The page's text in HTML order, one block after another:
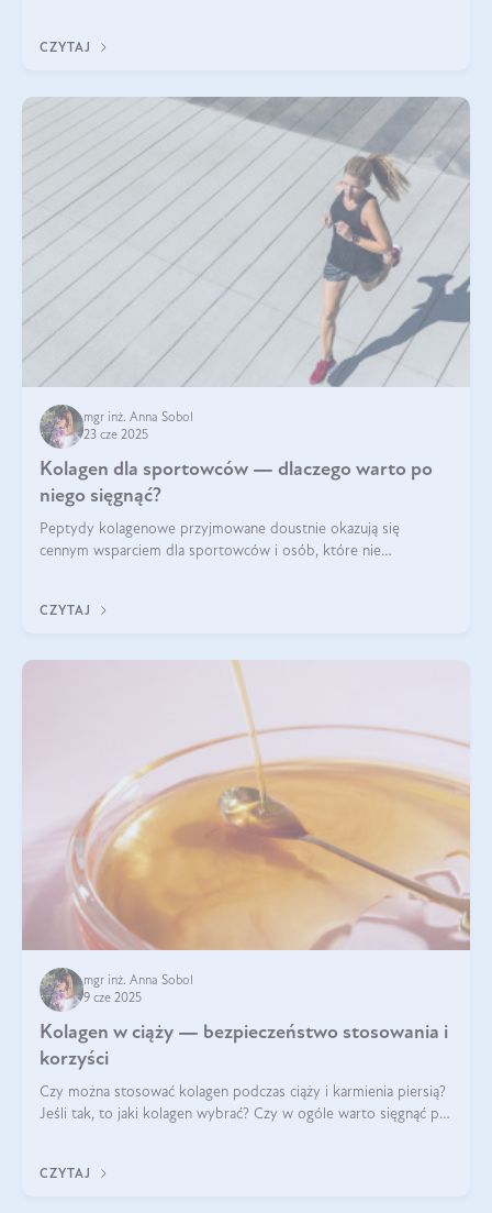
CZYTAJ
mgr inż. Anna Sobol
23 cze 2025
Kolagen dla sportowców — dlaczego warto po
niego sięgnąć?
Peptydy kolagenowe przyjmowane doustnie okazują się
cennym wsparciem dla sportowców i osób, które nie
CZYTAJ
mgr inż. Anna Sobol
9 cze 2025
Kolagen w ciąży — bezpieczeństwo stosowania i
korzyści
Czy można stosować kolagen podczas ciąży i karmienia piersią?
Jeśli tak, to jaki kolagen wybrać? Czy w ogóle warto sięgnąć po
CZYTAJ